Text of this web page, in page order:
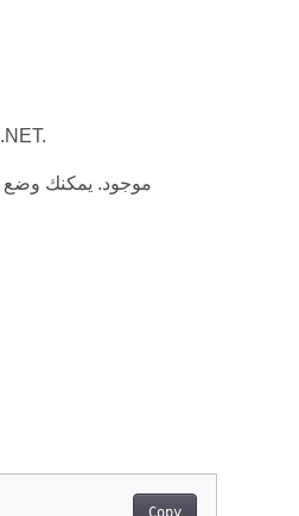
يوضح هذا المثال كيفية وضع صورة في موضع ثابت على صفحة PDF موجودة باستخدام Aspose.PDF لـ Python عبر .NET.
Copy